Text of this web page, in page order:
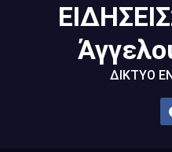
ΔΙΚΤΥΟ